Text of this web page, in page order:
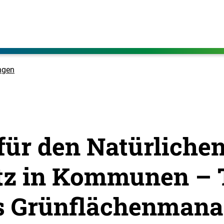
den
in Kommunen –